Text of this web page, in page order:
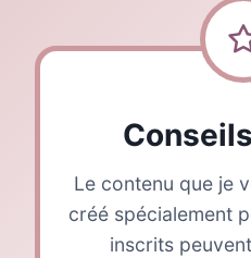
Le contenu que je
créé spécialement
inscrits